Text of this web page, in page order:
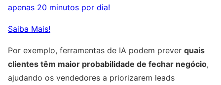
apenas 20 minutos por dia!
Saiba Mais!
Por exemplo, ferramentas de IA podem prever quais
clientes têm maior probabilidade de fechar negócio,
ajudando os vendedores a priorizarem leads